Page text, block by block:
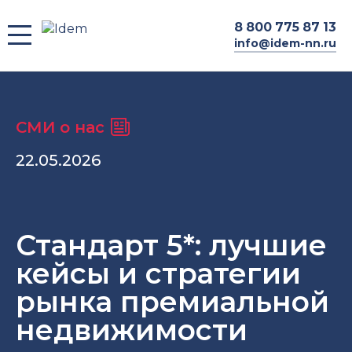
8 800 775 87 13
info@idem-nn.ru
СМИ о нас
22.05.2026
Стандарт 5*: лучшие
кейсы и стратегии
рынка премиальной
недвижимости